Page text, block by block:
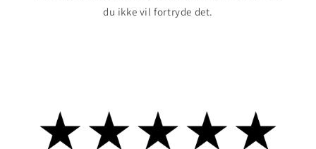
du ikke vil fortryde det.